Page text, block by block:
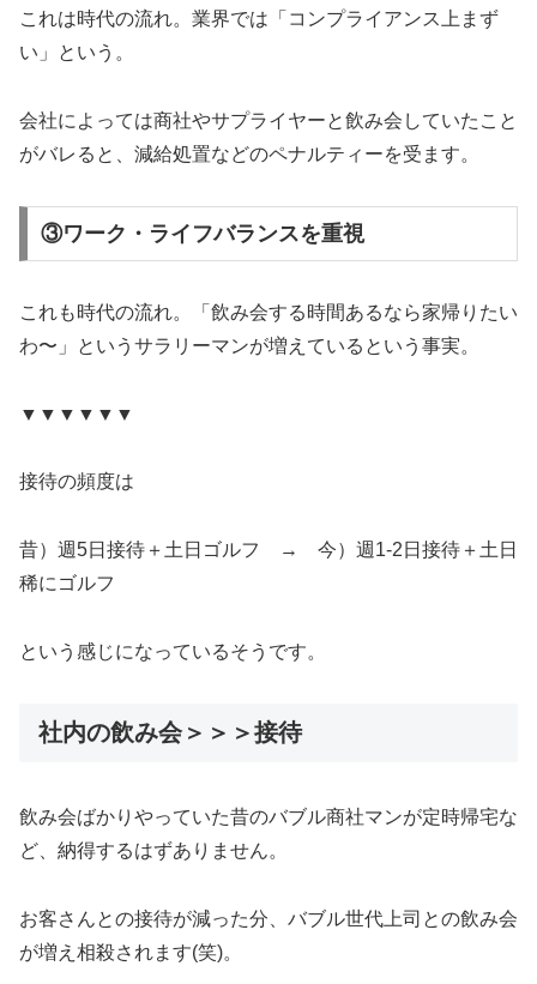
これは時代の流れ。業界では「コンプライアンス上まず
い」という。
会社によっては商社やサプライヤーと飲み会していたこと
がバレると、減給処置などのペナルティーを受ます。
③ワーク・ライフバランスを重視
これも時代の流れ。「飲み会する時間あるなら家帰りたい
わ〜」というサラリーマンが増えているという事実。
▼▼▼▼▼▼
接待の頻度は
昔）週5日接待＋土日ゴルフ → 今）週1-2日接待＋土日
稀にゴルフ
という感じになっているそうです。
社内の飲み会＞＞＞接待
飲み会ばかりやっていた昔のバブル商社マンが定時帰宅な
ど、納得するはずありません。
お客さんとの接待が減った分、バブル世代上司との飲み会
が増え相殺されます(笑)。